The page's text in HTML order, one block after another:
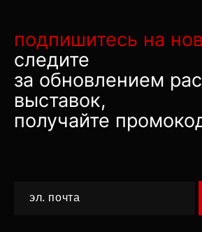
подпишитесь на
следите
за обновлением
выставок,
получайте